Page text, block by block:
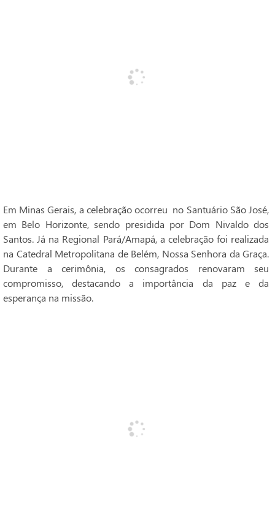
Em Minas Gerais, a celebração ocorreu no Santuário São José,
em Belo Horizonte, sendo presidida por Dom Nivaldo dos
Santos. Já na Regional Pará/Amapá, a celebração foi realizada
na Catedral Metropolitana de Belém, Nossa Senhora da Graça.
Durante a cerimônia, os consagrados renovaram seu
compromisso, destacando a importância da paz e da
esperança na missão.